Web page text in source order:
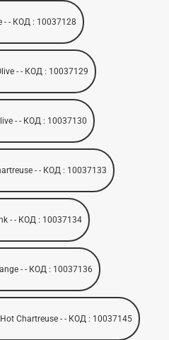
- - КОД : 10037128
- - КОД : 10037129
- - КОД : 10037130
- - КОД : 10037133
- - КОД : 10037134
- - КОД : 10037136
Chartreuse - - КОД : 10037145